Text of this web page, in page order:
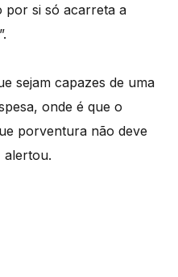
por si só acarreta a
sejam capazes de uma
onde é que o
porventura não deve
alertou.